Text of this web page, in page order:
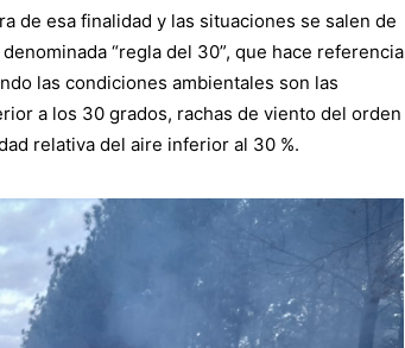
de esa finalidad y las situaciones se salen de
“regla del 30”, que hace referencia
las condiciones ambientales son las
a los 30 grados, rachas de viento del orden
relativa del aire inferior al 30 %.